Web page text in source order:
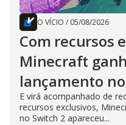
O VÍCIO / 05/08/2026
Com recursos
Minecraft
lançamento
E virá acompanhado de
recursos exclusivos,
no Switch 2 apareceu...